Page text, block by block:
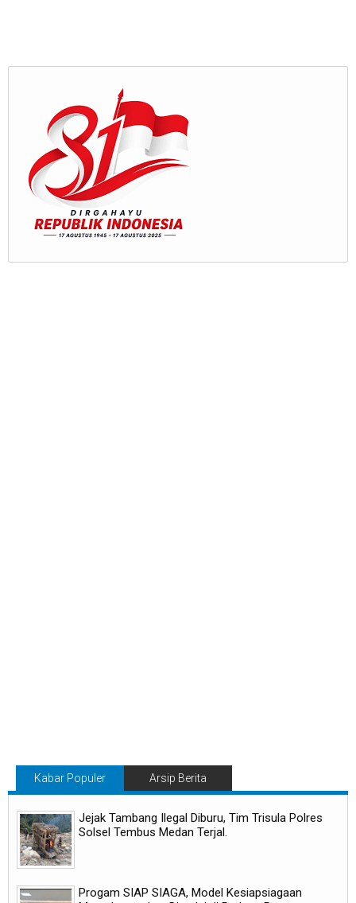
Kabar Populer Arsip Berita
Jejak Tambang Ilegal Diburu, Tim Trisula Polres
Solsel Tembus Medan Terjal.
Progam SIAP SIAGA, Model Kesiapsiagaan